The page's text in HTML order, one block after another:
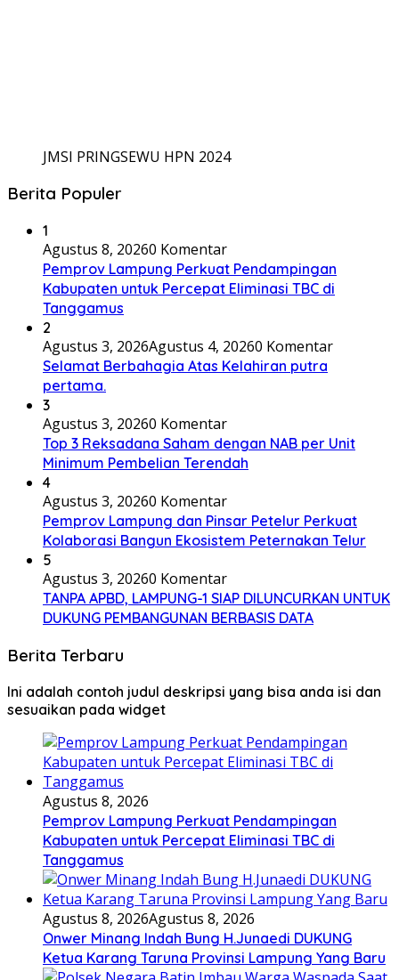
JMSI PRINGSEWU HPN 2024
Berita Populer
1
Agustus 8, 20260 Komentar
Pemprov Lampung Perkuat Pendampingan
Kabupaten untuk Percepat Eliminasi TBC di
Tanggamus
2
Agustus 3, 2026Agustus 4, 20260 Komentar
Selamat Berbahagia Atas Kelahiran putra
pertama.
3
Agustus 3, 20260 Komentar
Top 3 Reksadana Saham dengan NAB per Unit
Minimum Pembelian Terendah
4
Agustus 3, 20260 Komentar
Pemprov Lampung dan Pinsar Petelur Perkuat
Kolaborasi Bangun Ekosistem Peternakan Telur
5
Agustus 3, 20260 Komentar
TANPA APBD, LAMPUNG-1 SIAP DILUNCURKAN UNTUK
DUKUNG PEMBANGUNAN BERBASIS DATA
Berita Terbaru
Ini adalah contoh judul deskripsi yang bisa anda isi dan
sesuaikan pada widget
Agustus 8, 2026
Pemprov Lampung Perkuat Pendampingan
Kabupaten untuk Percepat Eliminasi TBC di
Tanggamus
Agustus 8, 2026Agustus 8, 2026
Onwer Minang Indah Bung H.Junaedi DUKUNG
Ketua Karang Taruna Provinsi Lampung Yang Baru